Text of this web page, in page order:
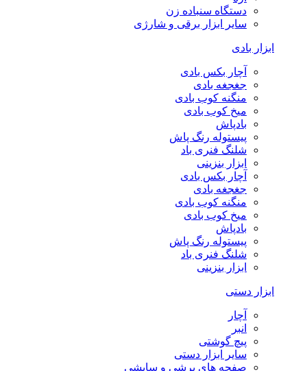
دستگاه سنباده زن
سایر ابزار برقی و شارژی
ابزار بادی
آچار بکس بادی
جغجغه بادی
منگنه کوب بادی
میخ کوب بادی
بادپاش
پیستوله رنگ پاش
شلنگ فنری باد
ابزار بنزینی
آچار بکس بادی
جغجغه بادی
منگنه کوب بادی
میخ کوب بادی
بادپاش
پیستوله رنگ پاش
شلنگ فنری باد
ابزار بنزینی
ابزار دستی
آچار
انبر
پیچ گوشتی
سایر ابزار دستی
صفحه های برشی و سایشی